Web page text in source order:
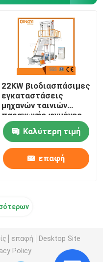
22KW βιοδιασπάσιμες
εγκαταστάσεις
μηχανών ταινιών
παραγωγής φγμένες
Monolayer
Καλύτερη τιμή
επαφή
επαφή
Desktop Site
Policy